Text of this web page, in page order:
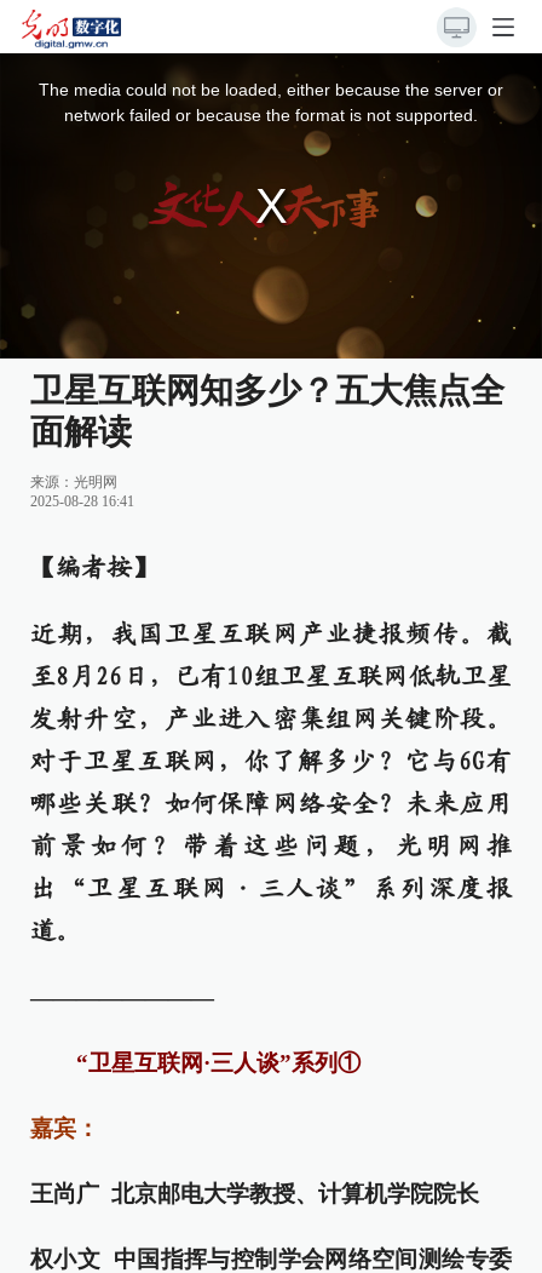
The media could not be loaded, either because the server or
network failed or because the format is not supported.
卫星互联网知多少？五大焦点全
面解读
来源： 光明网
2025-08-28 16:41
【编者按】
近期，我国卫星互联网产业捷报频传。截
至8月26日，已有10组卫星互联网低轨卫星
发射升空，产业进入密集组网关键阶段。
对于卫星互联网，你了解多少？它与6G有
哪些关联？如何保障网络安全？未来应用
前景如何？带着这些问题，光明网推
出“卫星互联网·三人谈”系列深度报
道。
————————
“卫星互联网·三人谈”系列①
嘉宾：
王尚广 北京邮电大学教授、计算机学院院长
权小文 中国指挥与控制学会网络空间测绘专委